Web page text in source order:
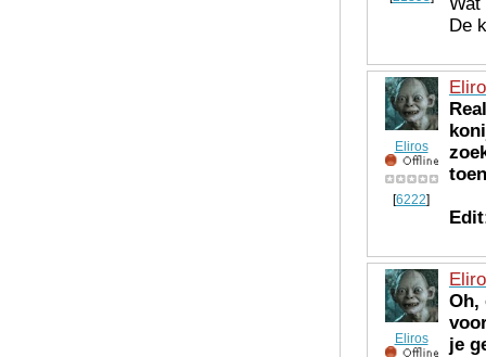
De
Eliros
[6222]
Eliros
Oh,
je